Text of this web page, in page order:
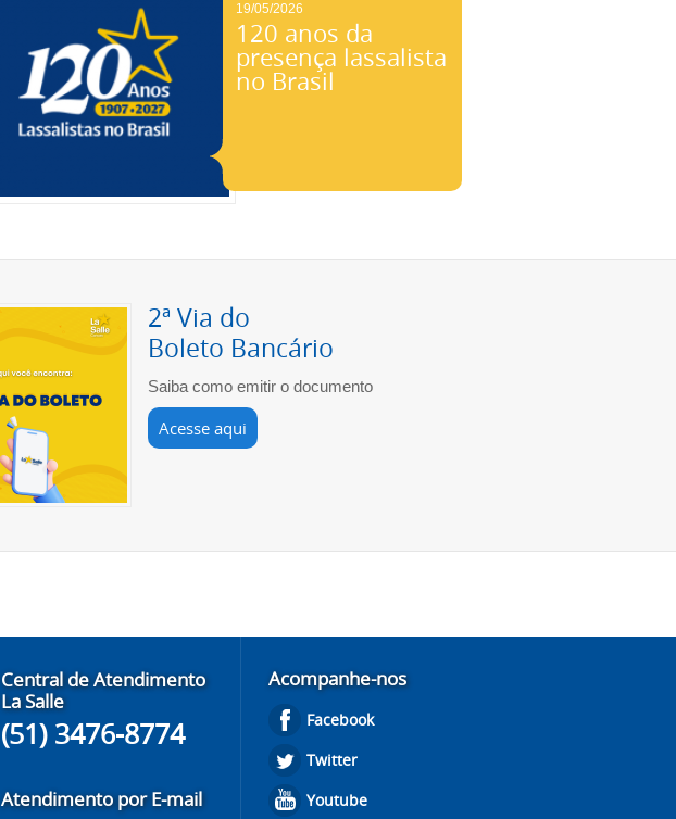
19/05/2026
120 anos da
presença lassalista
no Brasil
2ª Via do
Boleto Bancário
Saiba como emitir o documento
Acesse aqui
Central de Atendimento
La Salle
(51) 3476-8774
Atendimento por E-mail
Acompanhe-nos
Facebook
Twitter
Youtube